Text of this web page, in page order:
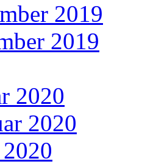
2019
2019
2020
2020